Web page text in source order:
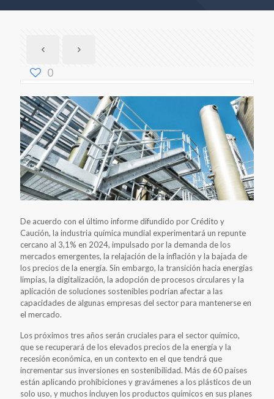
0
De acuerdo con el último informe difundido por Crédito y
Caución, la industria química mundial experimentará un repunte
cercano al 3,1% en 2024, impulsado por la demanda de los
mercados emergentes, la relajación de la inflación y la bajada de
los precios de la energía. Sin embargo, la transición hacia energías
limpias, la digitalización, la adopción de procesos circulares y la
aplicación de soluciones sostenibles podrían afectar a las
capacidades de algunas empresas del sector para mantenerse en
el mercado.
Los próximos tres años serán cruciales para el sector químico,
que se recuperará de los elevados precios de la energía y la
recesión económica, en un contexto en el que tendrá que
incrementar sus inversiones en sostenibilidad. Más de 60 países
están aplicando prohibiciones y gravámenes a los plásticos de un
solo uso, y muchos incluyen los productos químicos en sus planes